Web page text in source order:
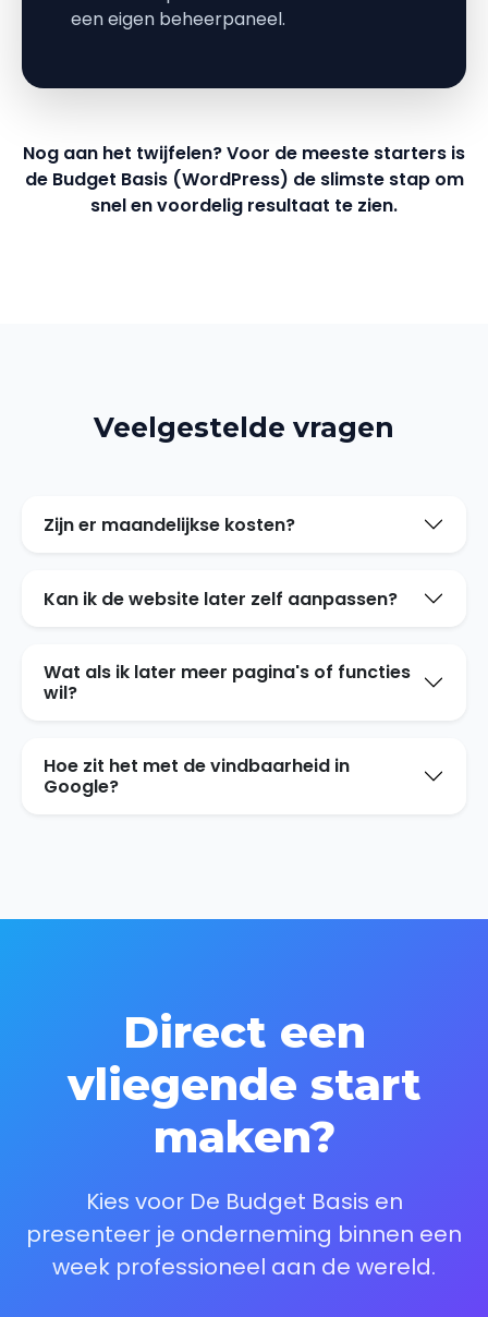
een eigen beheerpaneel.
Nog aan het twijfelen? Voor de meeste starters is
de Budget Basis (WordPress) de slimste stap om
snel en voordelig resultaat te zien.
Veelgestelde vragen
Zijn er maandelijkse kosten?
Kan ik de website later zelf aanpassen?
Wat als ik later meer pagina's of functies
wil?
Hoe zit het met de vindbaarheid in
Google?
Direct een
vliegende start
maken?
Kies voor De Budget Basis en
presenteer je onderneming binnen een
week professioneel aan de wereld.